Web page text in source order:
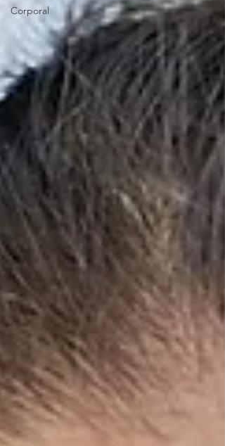
Corporal